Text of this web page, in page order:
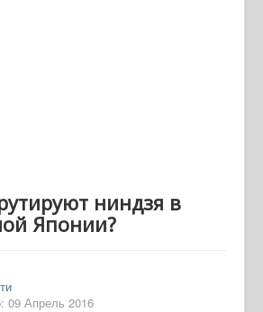
ниндзя в
Японии?
09 Апрель 2016